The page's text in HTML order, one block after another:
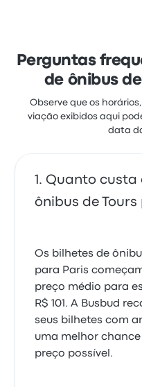
custam a partir de R$
Perguntas
de ônibus
Observe que os
viação exibidos aqui
data
Quanto custa
ônibus de Tours
Os bilhetes de
para Paris
preço médio para
R$ 101. A Busbud
seus bilhetes com
uma melhor
preço possível.